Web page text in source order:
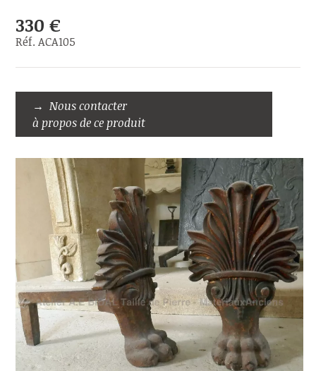
330 €
Réf. ACA105
Nous contacter
à propos de ce produit